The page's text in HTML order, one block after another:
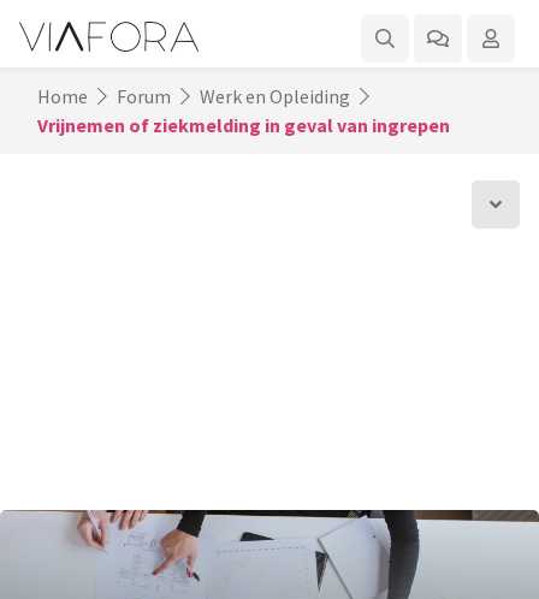
Home Forum
Werk en Opleiding
Vrijnemen of ziekmelding in geval van ingrepen